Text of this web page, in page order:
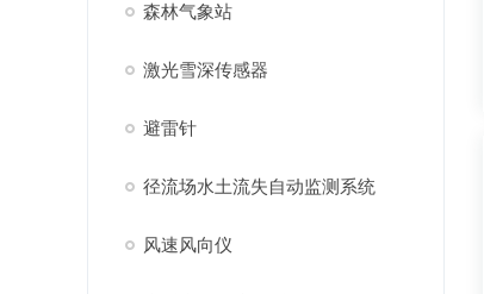
森林气象站
激光雪深传感器
避雷针
径流场水土流失自动监测系统
风速风向仪